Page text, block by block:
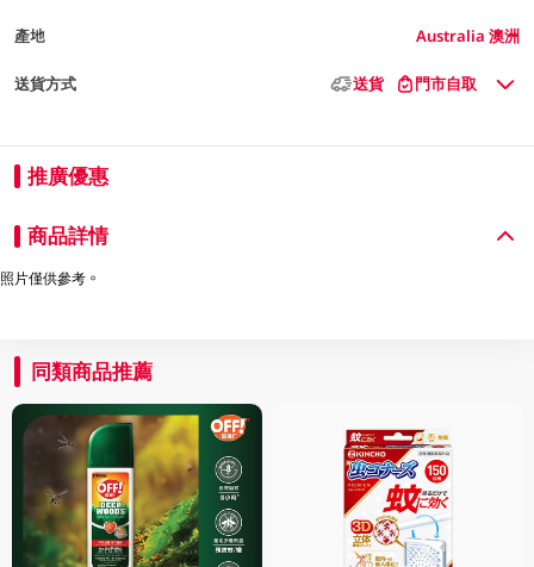
產地 Australia 澳洲
送貨方式 送貨 門市自取
推廣優惠
商品詳情
照片僅供參考。
同類商品推薦